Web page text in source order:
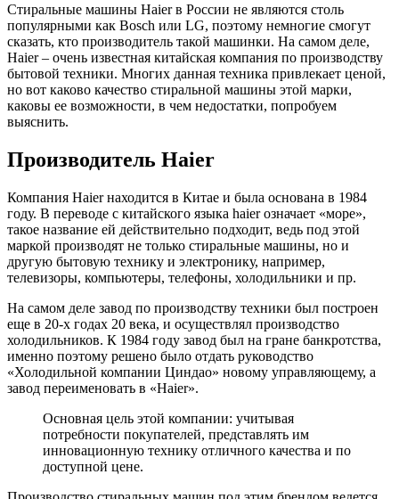
Стиральные машины Haier в России не являются столь
популярными как Bosch или LG, поэтому немногие смогут
сказать, кто производитель такой машинки. На самом деле,
Haier – очень известная китайская компания по производству
бытовой техники. Многих данная техника привлекает ценой,
но вот каково качество стиральной машины этой марки,
каковы ее возможности, в чем недостатки, попробуем
выяснить.
Производитель Haier
Компания Haier находится в Китае и была основана в 1984
году. В переводе с китайского языка haier означает «море»,
такое название ей действительно подходит, ведь под этой
маркой производят не только стиральные машины, но и
другую бытовую технику и электронику, например,
телевизоры, компьютеры, телефоны, холодильники и пр.
На самом деле завод по производству техники был построен
еще в 20-х годах 20 века, и осуществлял производство
холодильников. К 1984 году завод был на гране банкротства,
именно поэтому решено было отдать руководство
«Холодильной компании Циндао» новому управляющему, а
завод переименовать в «Haier».
Основная цель этой компании: учитывая
потребности покупателей, представлять им
инновационную технику отличного качества и по
доступной цене.